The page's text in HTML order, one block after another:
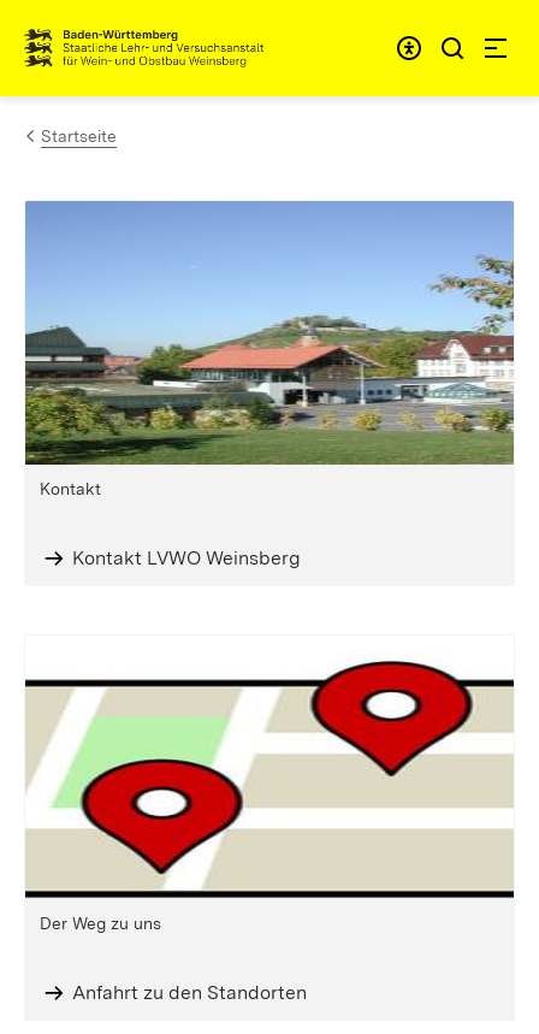
Zum Inhalt springen
Link zur Startseite
Startseite
Kontakt
Kontakt LVWO Weinsberg
Der Weg zu uns
Anfahrt zu den Standorten